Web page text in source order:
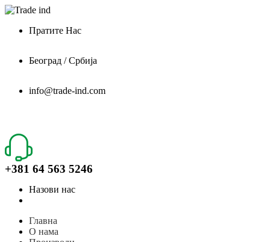
Пратите Нас
Београд / Србија
info@trade-ind.com
+381 64 563 5246
Назови нас
Главна
О нама